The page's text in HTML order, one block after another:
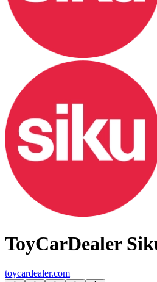
ToyCarDealer
toycardealer.com